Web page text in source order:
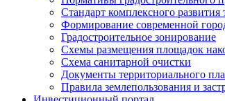
Стандарт комплексного развития
Формирование современной
Градостроительное зонирование
Схемы размещения площадок
Схема санитарной очистки
Документы территориального
Правила землепользования и